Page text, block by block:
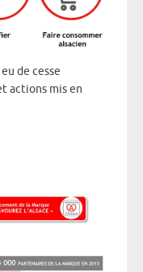
de cesse
actions mis en